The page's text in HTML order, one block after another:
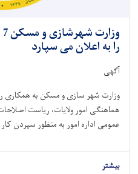
را به اعلان می سپارد
آگهی
وزارت شهر سازی و مسکن به همکاری
هماهنګی امور ولایات، ریاست
عمومی اداره امور به منظور سپردن
بیشتر